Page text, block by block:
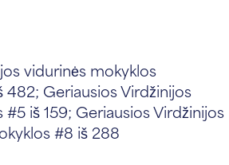
vidurinės mokyklos
482; Geriausios Virdžinijos
iš 159; Geriausios Virdžinijos
#8 iš 288